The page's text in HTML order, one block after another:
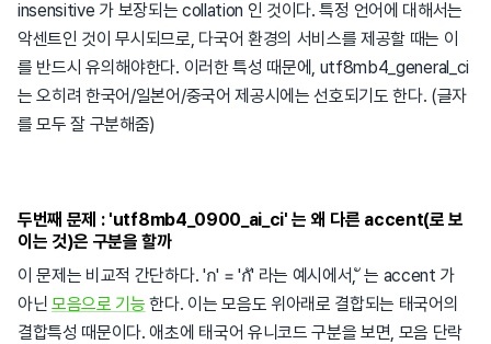
insensitive 가 보장되는 collation 인 것이다. 특정 언어에 대해서는
악센트인 것이 무시되므로, 다국어 환경의 서비스를 제공할 때는 이
를 반드시 유의해야한다. 이러한 특성 때문에, utf8mb4_general_ci
는 오히려 한국어/일본어/중국어 제공시에는 선호되기도 한다. (글자
를 모두 잘 구분해줌)
두번째 문제 : 'utf8mb4_0900_ai_ci' 는 왜 다른 accent(로 보
이는 것)은 구분을 할까
이 문제는 비교적 간단하다. 'ก' = 'กั' 라는 예시에서, ั 는 accent 가
아닌모음으로 기능 한다. 이는 모음도 위아래로 결합되는 태국어의
결합특성 때문이다. 애초에 태국어 유니코드 구분을 보면, 모음 단락